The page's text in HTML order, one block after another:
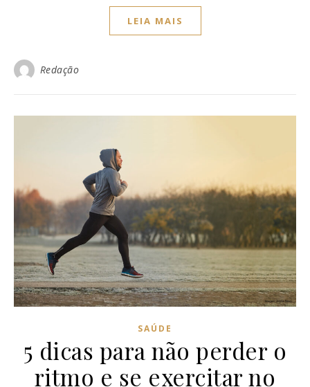
LEIA MAIS
Redação
SAÚDE
5 dicas para não perder o
ritmo e se exercitar no